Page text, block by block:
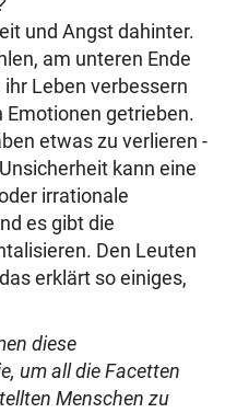
und Angst dahinter.
am unteren Ende
Leben verbessern
Emotionen getrieben.
etwas zu verlieren -
kann eine
irrationale
es gibt die
Den Leuten
erklärt so einiges,
diese
um all die Facetten
Menschen zu